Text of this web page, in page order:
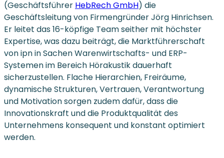
(Geschäftsführer HebRech GmbH) die
Geschäftsleitung von Firmengründer Jörg Hinrichsen.
Er leitet das 16-köpfige Team seither mit höchster
Expertise, was dazu beiträgt, die Marktführerschaft
von ipn in Sachen Warenwirtschafts- und ERP-
Systemen im Bereich Hörakustik dauerhaft
sicherzustellen. Flache Hierarchien, Freiräume,
dynamische Strukturen, Vertrauen, Verantwortung
und Motivation sorgen zudem dafür, dass die
Innovationskraft und die Produktqualität des
Unternehmens konsequent und konstant optimiert
werden.